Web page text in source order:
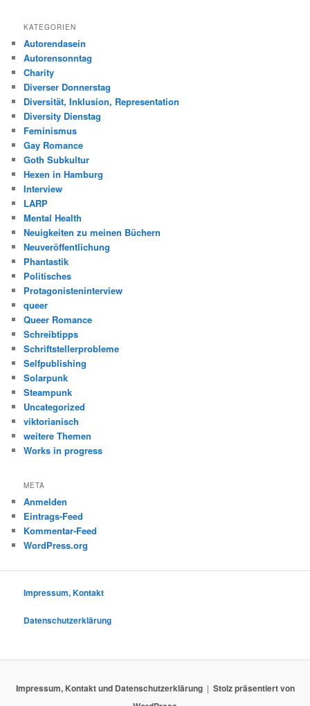
KATEGORIEN
Autorendasein
Autorensonntag
Charity
Diverser Donnerstag
Diversität, Inklusion, Representation
Diversity Dienstag
Feminismus
Gay Romance
Goth Subkultur
Hexen in Hamburg
Interview
LARP
Mental Health
Neuigkeiten zu meinen Büchern
Neuveröffentlichung
Phantastik
Politisches
Protagonisteninterview
queer
Queer Romance
Schreibtipps
Schriftstellerprobleme
Selfpublishing
Solarpunk
Steampunk
Uncategorized
viktorianisch
weitere Themen
Works in progress
META
Anmelden
Eintrags-Feed
Kommentar-Feed
WordPress.org
Impressum, Kontakt
Datenschutzerklärung
Impressum, Kontakt und Datenschutzerklärung
Stolz präsentiert von